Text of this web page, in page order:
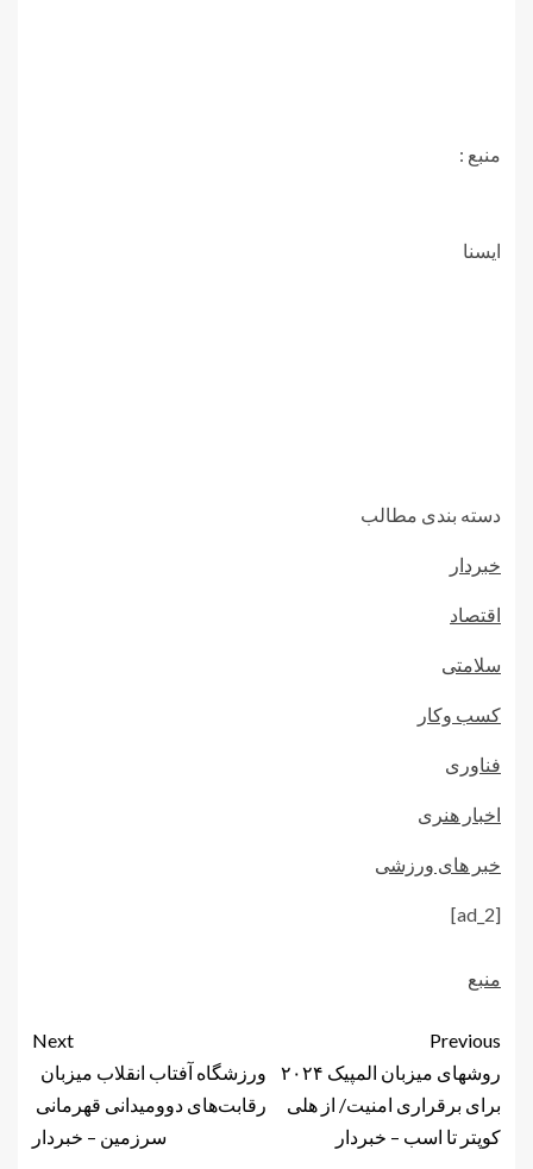
منبع :
ايسنا
دسته بندی مطالب
خبردار
اقتصاد
سلامتی
کسب وکار
فناوری
اخبار هنری
خبر های ورزشی
[ad_2]
منبع
Previous
روشهای میزبان المپیک ۲۰۲۴
برای برقراری امنیت/ از هلی
کوپتر تا اسب – خبردار
Next
ورزشگاه آفتاب انقلاب میزبان
رقابت‌های دوومیدانی قهرمانی
سرزمین – خبردار